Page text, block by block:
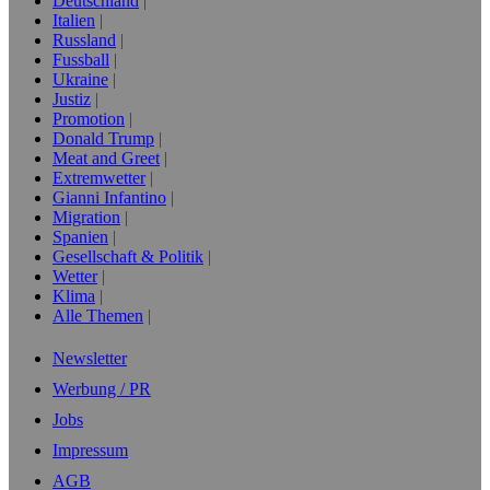
Italien
Russland
Fussball
Ukraine
Justiz
Promotion
Donald Trump
Meat and Greet
Extremwetter
Gianni Infantino
Migration
Spanien
Gesellschaft & Politik
Wetter
Klima
Alle Themen
Newsletter
Werbung / PR
Jobs
Impressum
AGB